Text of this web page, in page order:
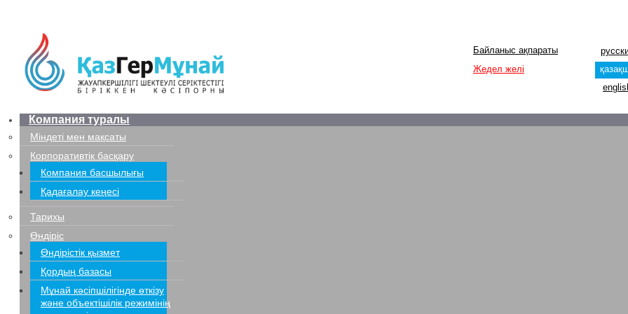
Байланыс ақпараты
Жедел желі
Компания туралы
Міндеті мен мақсаты
Корпоративтік басқару
Компания басшылығы
Қадағалау кеңесі
Тарихы
Өндіріс
Өндірістік қызмет
Қордың базасы
Мұнай кәсіпшілігінде өткізу
және объектішілік режимінің